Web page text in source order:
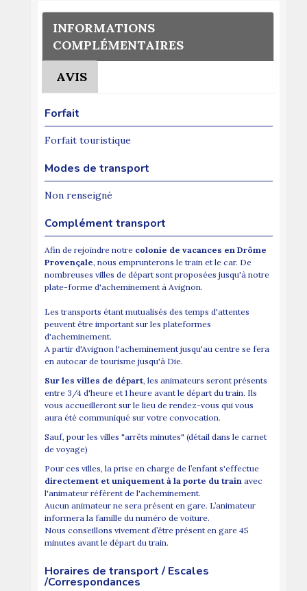
INFORMATIONS
COMPLÉMENTAIRES
AVIS
Forfait
Forfait touristique
Modes de transport
Non renseigné
Complément transport
Afin de rejoindre notre colonie de vacances en Drôme
Provençale, nous emprunterons le train et le car. De
nombreuses villes de départ sont proposées jusqu'à notre
plate-forme d'acheminement à Avignon.
Les transports étant mutualisés des temps d'attentes
peuvent être important sur les plateformes
d'acheminement.
A partir d'Avignon l'acheminement jusqu'au centre se fera
en autocar de tourisme jusqu'à Die.
Sur les villes de départ, les animateurs seront présents
entre 3/4 d'heure et 1 heure avant le départ du train. Ils
vous accueilleront sur le lieu de rendez-vous qui vous
aura été communiqué sur votre convocation.
Sauf, pour les villes "arrêts minutes" (détail dans le carnet
de voyage)
Pour ces villes, la prise en charge de l’enfant s'effectue
directement et uniquement à la porte du train avec
l'animateur réfèrent de l'acheminement.
Aucun animateur ne sera présent en gare. L’animateur
informera la famille du numéro de voiture.
Nous conseillons vivement d’être présent en gare 45
minutes avant le départ du train.
Horaires de transport / Escales
/Correspondances